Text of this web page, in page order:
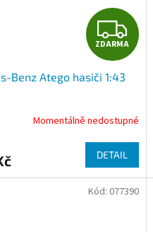
Z
D
R
M
A
ZDARMA
Benz Atego hasiči 1:43
Momentálně nedostupné
DETAIL
Kód: 077390